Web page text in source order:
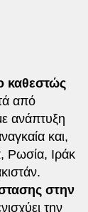
καθεστώς
από
ανάπτυξη
και,
Ρωσία, Ιράκ
στην
την